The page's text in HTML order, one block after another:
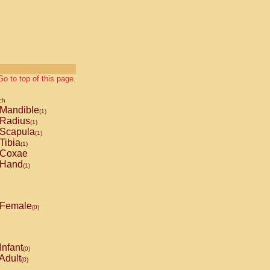
to top of this page.
Mandible(1)
Radius(1)
Scapula(1)
Tibia(1)
Coxae
Hand(1)
Female(0)
Infant(0)
(0)